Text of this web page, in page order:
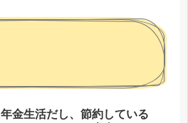
年金生活だし、節約している